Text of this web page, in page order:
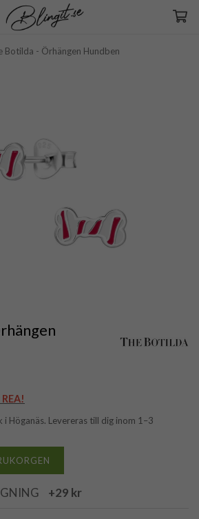
Botilda - Örhängen Hundben
i Höganäs. Levereras till dig inom 1–3
+29 kr